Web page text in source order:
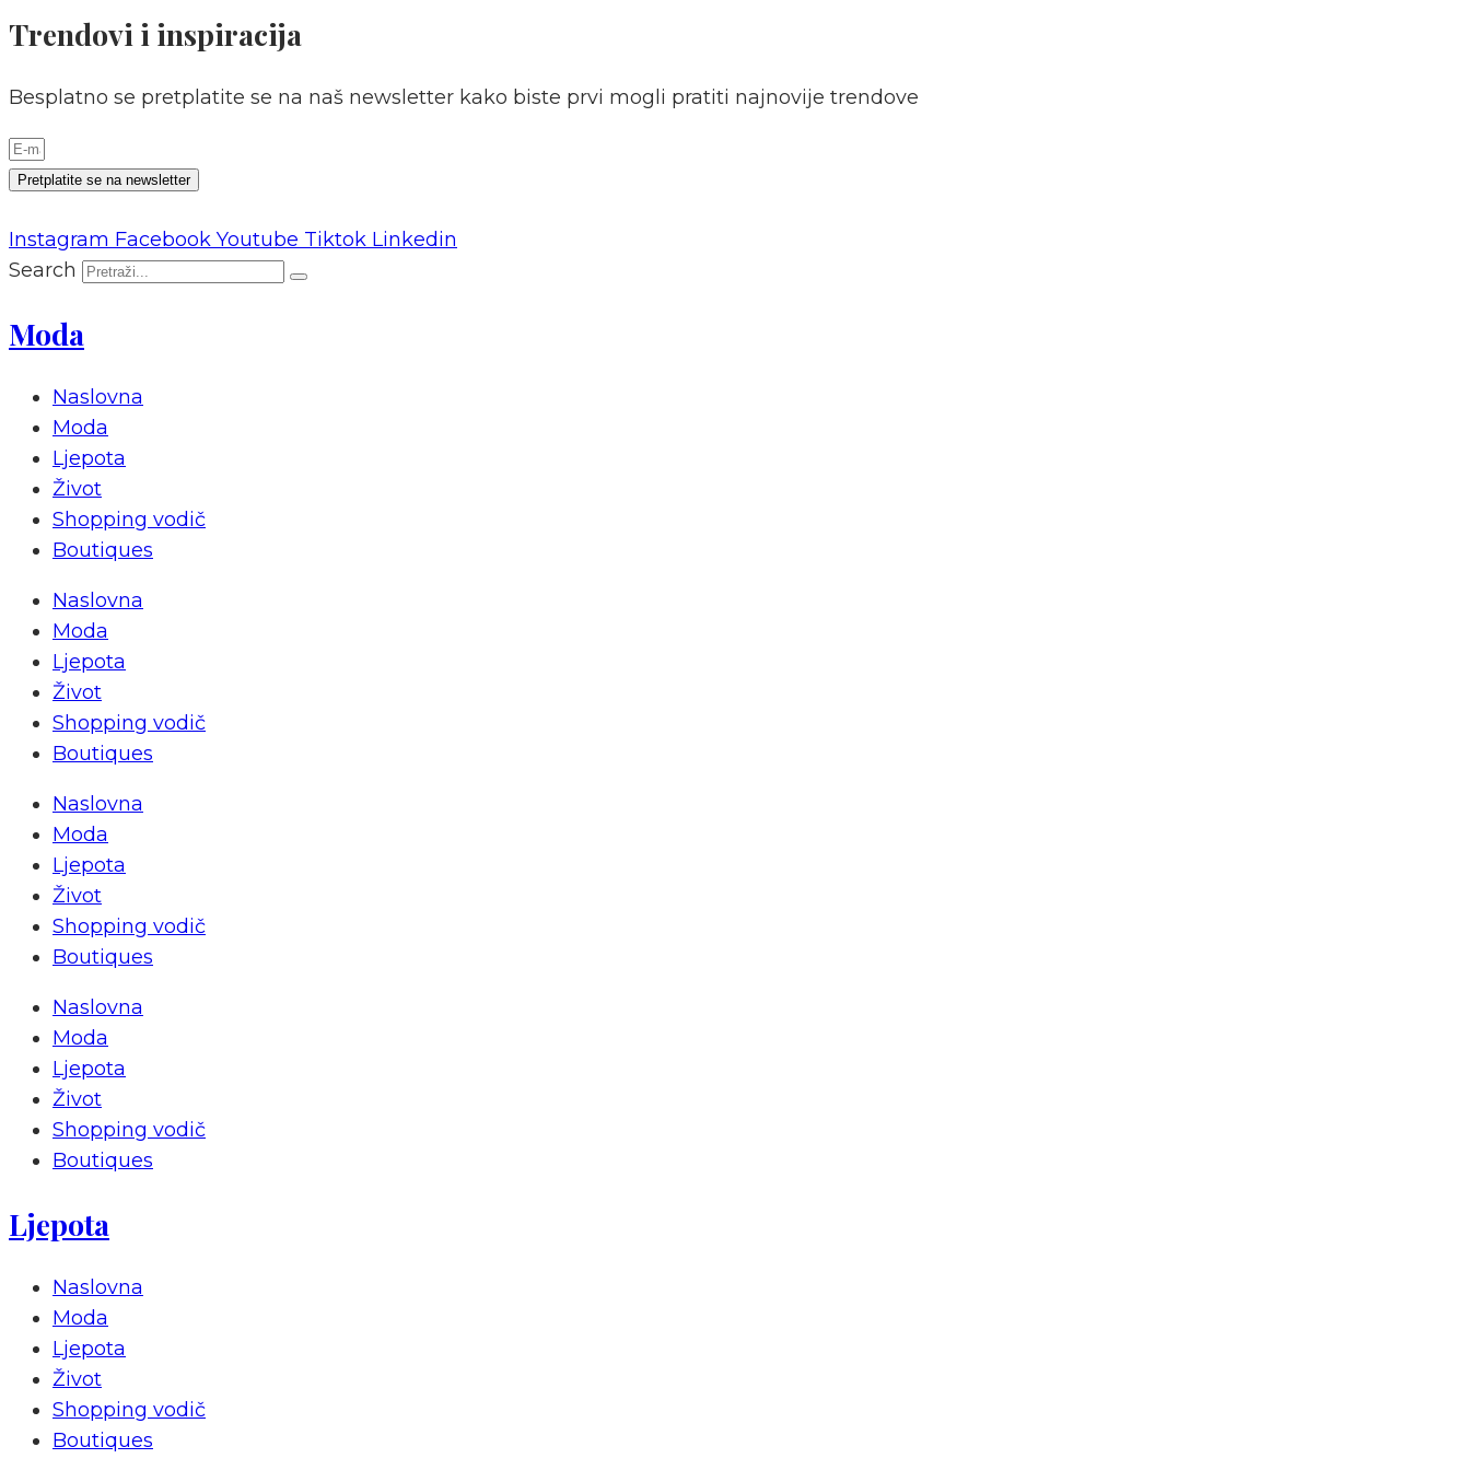
Trendovi i inspiracija
Besplatno se pretplatite se na naš newsletter kako biste prvi mogli pratiti najnovije trendove
Pretplatite se na newsletter
Instagram Facebook Youtube Tiktok Linkedin
Search
Moda
Naslovna
Moda
Ljepota
Život
Shopping vodič
Boutiques
Naslovna
Moda
Ljepota
Život
Shopping vodič
Boutiques
Naslovna
Moda
Ljepota
Život
Shopping vodič
Boutiques
Naslovna
Moda
Ljepota
Život
Shopping vodič
Boutiques
Ljepota
Naslovna
Moda
Ljepota
Život
Shopping vodič
Boutiques